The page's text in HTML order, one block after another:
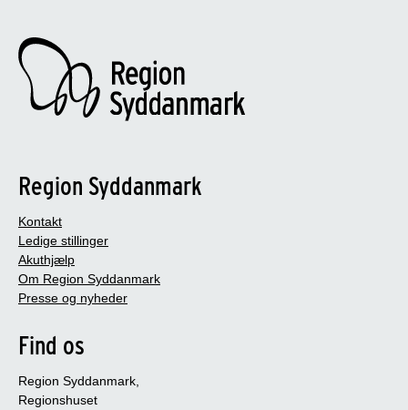
Region Syddanmark
Kontakt
Ledige stillinger
Akuthjælp
Om Region Syddanmark
Presse og nyheder
Find os
Region Syddanmark,
Regionshuset